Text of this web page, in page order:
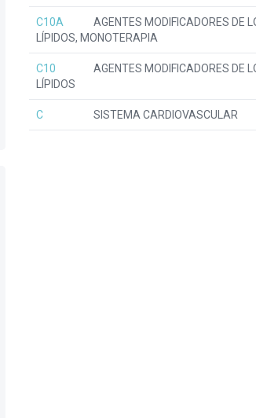
C10A
AGENTES MODIFICADORES DE
LÍPIDOS, MONOTERAPIA
C10
AGENTES MODIFICADORES DE
LÍPIDOS
C SISTEMA CARDIOVASCULAR